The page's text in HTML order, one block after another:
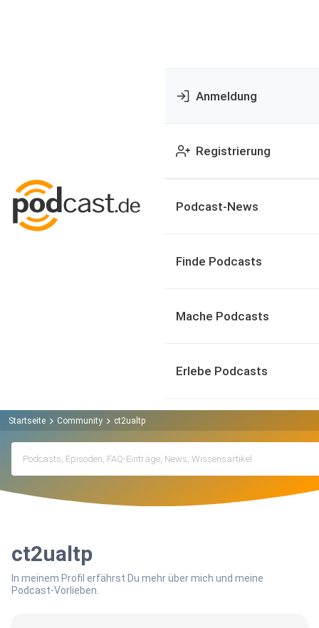
Anmeldung
Registrierung
Podcast-News
Finde Podcasts
Mache Podcasts
Erlebe Podcasts
Startseite Community ct2ualtp
ct2ualtp
In meinem Profil erfährst Du mehr über mich und meine
Podcast-Vorlieben.